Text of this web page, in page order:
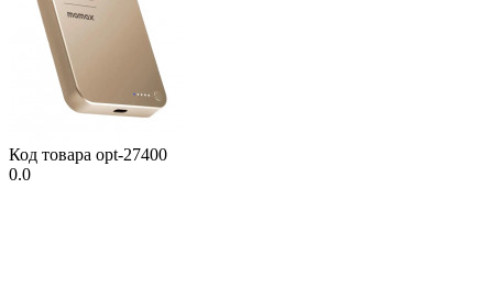
Код товара opt-27400
0.0